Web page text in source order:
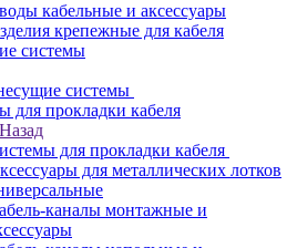
кабельные и аксессуары
крепежные для кабеля
системы
системы
для прокладки кабеля
Назад
для прокладки кабеля
для металлических лотков
каналы монтажные и